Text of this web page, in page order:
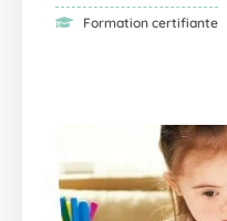
Formation certifiante